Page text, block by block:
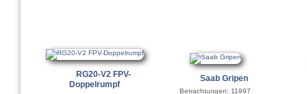
RG20-V2 FPV-
Doppelrumpf
Saab Gripen
Betrachtungen: 11997